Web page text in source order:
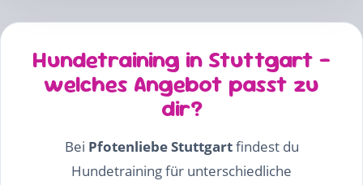
Hundetraining in Stuttgart –
welches Angebot passt zu
dir?
Bei Pfotenliebe Stuttgartfindest du
Hundetraining für unterschiedliche